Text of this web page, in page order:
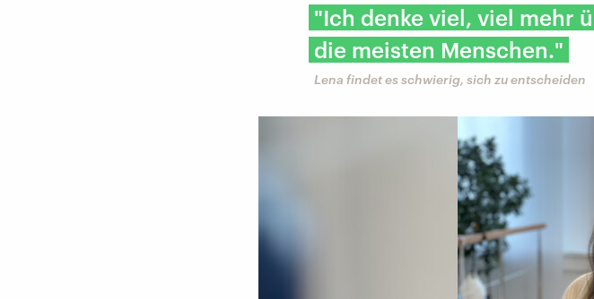
"Ich denke viel, viel mehr
die meisten Menschen."
Lena findet es schwierig, sich zu entscheiden